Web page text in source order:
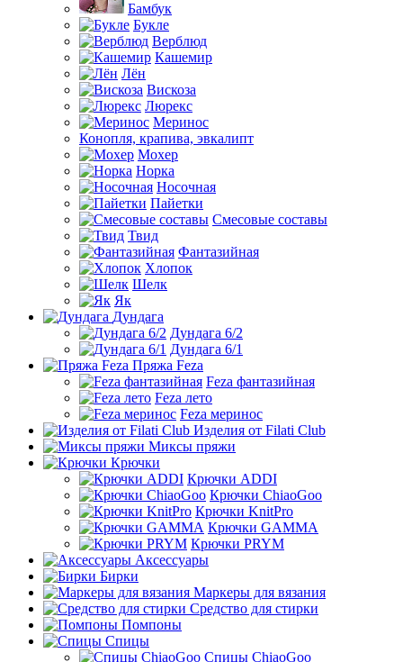
Бамбук
Букле
Верблюд
Кашемир
Лён
Вискоза
Люрекс
Меринос
Конопля, крапива, эвкалипт
Мохер
Норка
Носочная
Пайетки
Смесовые составы
Твид
Фантазийная
Хлопок
Шелк
Як
Дундага
Дундага 6/2
Дундага 6/1
Пряжа Feza
Feza фантазийная
Feza лето
Feza меринос
Изделия от Filati Club
Миксы пряжи
Крючки
Крючки ADDI
Крючки ChiaoGoo
Крючки KnitPro
Крючки GAMMA
Крючки PRYM
Аксессуары
Бирки
Маркеры для вязания
Средство для стирки
Помпоны
Спицы
Спицы ChiaoGoo